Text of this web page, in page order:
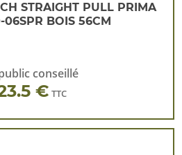
STRAIGHT PULL PRIMA
06SPR BOIS 56CM
conseillé
€ TTC